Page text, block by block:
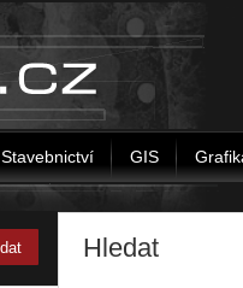
Stavebnictví GIS
Hledat